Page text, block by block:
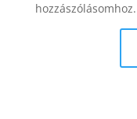
hozzászólásomhoz.